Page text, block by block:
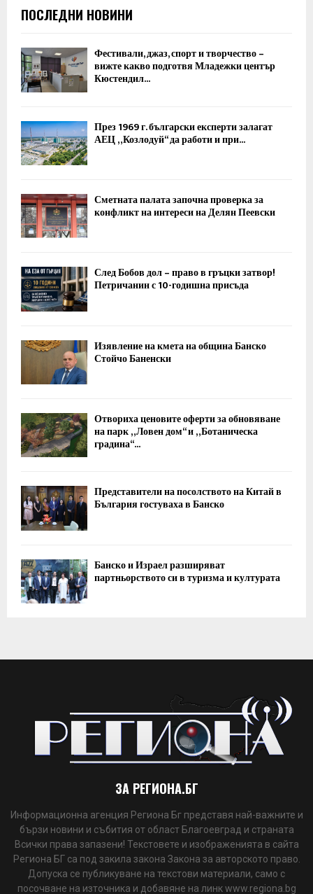
ПОСЛЕДНИ НОВИНИ
Фестивали, джаз, спорт и творчество –
вижте какво подготвя Младежки център
Кюстендил...
През 1969 г. български експерти залагат
АЕЦ „Козлодуй“ да работи и при...
Сметната палата започна проверка за
конфликт на интереси на Делян Пеевски
След Бобов дол – право в гръцки затвор!
Петричанин с 10-годишна присъда
Изявление на кмета на община Банско
Стойчо Баненски
Отвориха ценовите оферти за обновяване
на парк „Ловен дом“ и „Ботаническа
градина“...
Представители на посолството на Китай в
България гостуваха в Банско
Банско и Израел разширяват
партньорството си в туризма и културата
ЗА РЕГИОНА.БГ
Информационна агенция Региона Бг представя най-важните и
бързи новини и събития от област Благоевград и страната
Всички права запазени! Текстовете и изображенията в сайта
Региона БГ са под закила закона Закона за авторското право.
Допуска се публикуване на текстови материали, само с
посочване на източника и добавяне на линк www.regiona.bg